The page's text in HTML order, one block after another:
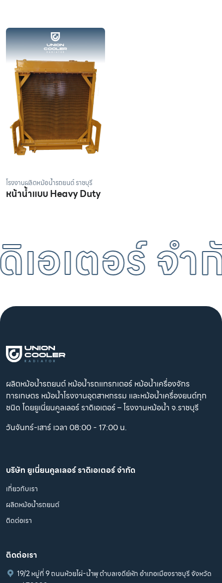
โรงงานผลิตหม้อน้ำรถยนต์ ราชบุรี
หน้าน้ำแบบ Heavy Duty
อเตอร์ จำ
ผลิตหม้อน้ำรถยนต์ หม้อน้ำรถแทรกเตอร์ หม้อน้ำเครื่องจักร
การเกษตร หม้อน้ำโรงงานอุตสาหกรรม และหม้อน้ำเครื่องยนต์ทุก
ชนิด โดยยูเนี่ยนคูลเลอร์ ราดิเอเตอร์ – โรงงานหม้อน้ำ จ.ราชบุรี
วันจันทร์-เสาร์ เวลา 08:00 - 17:00 น.
บริษัท ยูเนี่ยนคูลเลอร์ ราดิเอเตอร์ จำกัด
เกี่ยวกับเรา
ผลิตหม้อน้ำรถยนต์
ติดต่อเรา
ติดต่อเรา
19/2 หมู่ที่ 9 ถนนห้วยไผ่-น้ำพุ ตำบลเจดีย์หัก อำเภอเมืองราชบุรี จังหวัด